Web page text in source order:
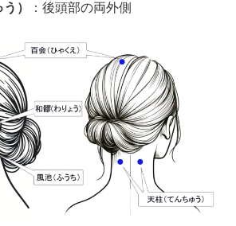
）
：後頭部の両外側